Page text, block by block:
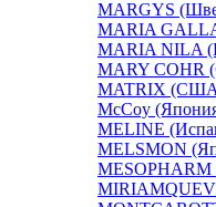
MARGYS
MARIA
MARIA NILA
MARY COHR
MATRIX
McCoy
MELINE
MELSMON
MESOPHARM